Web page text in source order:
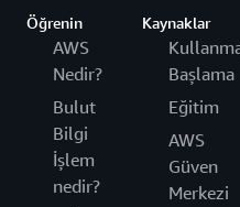
Öğrenin
AWS
Nedir?
Bulut
Bilgi
İşlem
nedir?
Kaynaklar
Başlama
Eğitim
AWS
Güven
Merkezi